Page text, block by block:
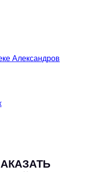
Александров